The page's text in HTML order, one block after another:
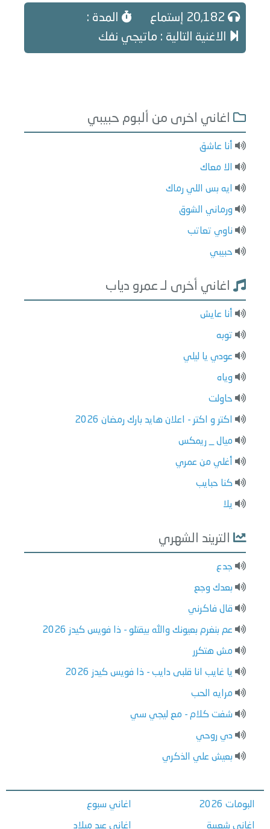
المدة :
الاغنية التالية : ماتيجي نفك
اغاني اخرى من ألبوم حبيبي
أنا عاشق
الا معاك
ايه بس اللي رماك
ورماني الشوق
ناوي تعاتب
حبيبي
اغاني أخرى لـ عمرو دياب
أنا عايش
توبه
عودي يا ليلي
وياه
حاولت
اكتر و اكتر - اعلان هايد بارك رمضان 2026
ميال _ ريمكس
أغلي من عمري
كنا حبايب
يلا
التريند الشهري
جدع
بعدك وجع
قال فاكرني
عم بنغرم بعيونك والله بيقتلو - ذا فويس كيدز 2026
مش هتكرر
يا غايب انا قلبى دايب - ذا فويس كيدز 2026
مرايه الحب
شفت كلام - مع ليجي سي
دي روحي
بعيش علي الذكري
البومات 2026
اغاني شعبية
اغاني سبوع
اغاني عيد ميلاد